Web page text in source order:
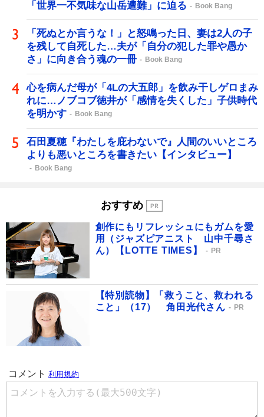
「世界一不気味な山岳遭難」に迫る
Book Bang
「死ぬとか言うな！」と怒鳴った日、妻は2人の子
を残して自死した…夫が「自分の犯した罪や愚か
さ」に向き合う魂の一冊
Book Bang
心を病んだ母が「4Lの大五郎」を飲み干しゲロまみ
れに…ノブコブ徳井が「感情を失くした」子供時代
を明かす
Book Bang
石田夏穂『わたしを庇わないで』人間のいいところ
よりも悪いところを書きたい【インタビュー】
Book Bang
おすすめ
創作にもリフレッシュにもガムを愛
用（ジャズピアニスト 山中千尋さ
ん）【LOTTE TIMES】
PR
【特別読物】「救うこと、救われる
こと」（17） 角田光代さん
PR